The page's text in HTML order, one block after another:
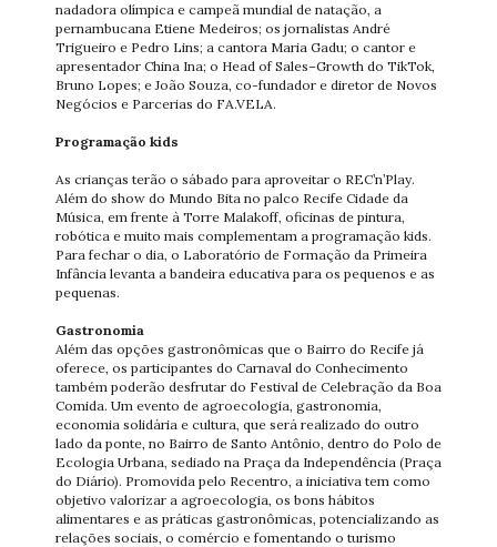
nadadora olímpica e campeã mundial de natação, a
pernambucana Etiene Medeiros; os jornalistas André
Trigueiro e Pedro Lins; a cantora Maria Gadu; o cantor e
apresentador China Ina; o Head of Sales–Growth do TikTok,
Bruno Lopes; e João Souza, co-fundador e diretor de Novos
Negócios e Parcerias do FA.VELA.
Programação kids
As crianças terão o sábado para aproveitar o REC’n’Play.
Além do show do Mundo Bita no palco Recife Cidade da
Música, em frente à Torre Malakoff, oficinas de pintura,
robótica e muito mais complementam a programação kids.
Para fechar o dia, o Laboratório de Formação da Primeira
Infância levanta a bandeira educativa para os pequenos e as
pequenas.
Gastronomia
Além das opções gastronômicas que o Bairro do Recife já
oferece, os participantes do Carnaval do Conhecimento
também poderão desfrutar do Festival de Celebração da Boa
Comida. Um evento de agroecologia, gastronomia,
economia solidária e cultura, que será realizado do outro
lado da ponte, no Bairro de Santo Antônio, dentro do Polo de
Ecologia Urbana, sediado na Praça da Independência (Praça
do Diário). Promovida pelo Recentro, a iniciativa tem como
objetivo valorizar a agroecologia, os bons hábitos
alimentares e as práticas gastronômicas, potencializando as
relações sociais, o comércio e fomentando o turismo